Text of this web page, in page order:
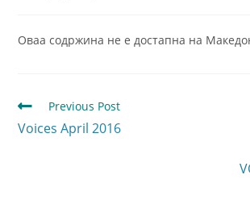
Оваа содржина не е достапна на
Previous Post
Voices April 2016